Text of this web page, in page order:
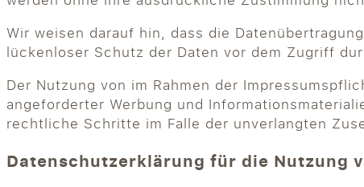
Wir weisen darauf hin, dass die
lückenloser Schutz der Daten vor dem Zugriff
Der Nutzung von im Rahmen der
angeforderter Werbung und
rechtliche Schritte im Falle der unverlangten
Datenschutzerklärung für die Nutzung